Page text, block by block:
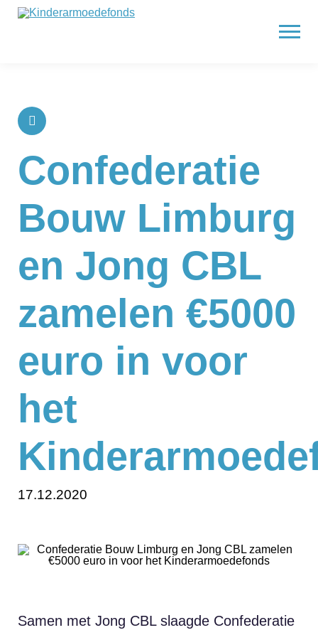
Confederatie
Bouw Limburg
en Jong CBL
zamelen €5000
euro in voor
het
17.12.2020
Samen met Jong CBL slaagde Confederatie